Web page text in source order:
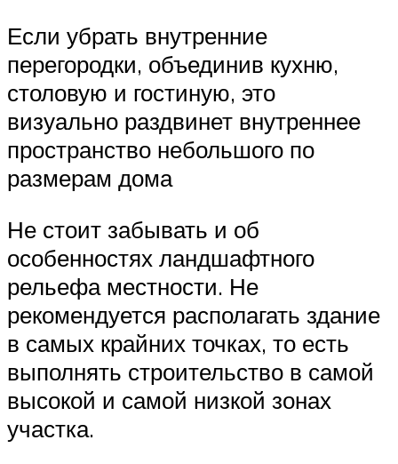
Если убрать внутренние
перегородки, объединив кухню,
столовую и гостиную, это
визуально раздвинет внутреннее
пространство небольшого по
размерам дома
Не стоит забывать и об
особенностях ландшафтного
рельефа местности. Не
рекомендуется располагать здание
в самых крайних точках, то есть
выполнять строительство в самой
высокой и самой низкой зонах
участка.